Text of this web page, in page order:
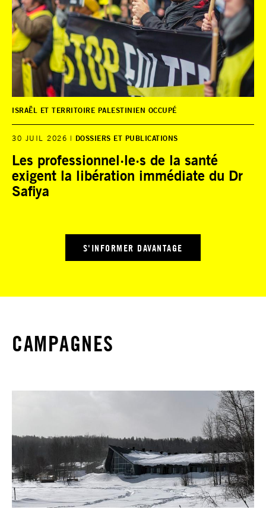
ISRAËL ET TERRITOIRE PALESTINIEN OCCUPÉ
30 JUIL 2026 DOSSIERS ET PUBLICATIONS
Les professionnel·le·s de la santé
exigent la libération immédiate du Dr
Safiya
S'INFORMER DAVANTAGE
CAMPAGNES